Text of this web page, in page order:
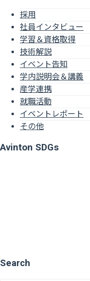
採用
社員インタビュー
学習＆資格取得
技術解説
イベント告知
学内説明会＆講義
産学連携
就職活動
イベントレポート
その他
Avinton SDGs
Search